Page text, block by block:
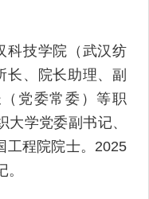
技学院（武汉纺
长、院长助理、副
党委常委）等职
学党委副书记、
工程院院士。2025